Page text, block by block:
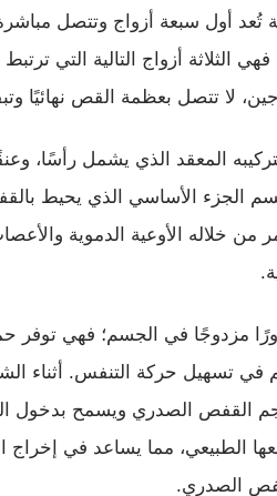
تُعد أول سبعة أزواج وتتصل
فهي الثلاثة أزواج التالية التي
لا تتصل بعظمة القص نهائيًا
المعقد الذي يشمل رأسًا،
الجزء الأساسي الذي يحيط
من خلاله الأوعية الدموية
مزدوجًا في الجسم؛ فهي توفر
في تسهيل حركة التنفس. أثناء
القفص الصدري ويسمح بدخول
الطبيعي، مما يساعد في إخراج
الصدري.